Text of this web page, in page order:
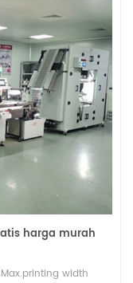
harga murah
width